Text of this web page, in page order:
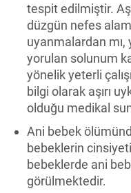
tespit edilmiştir.
düzgün nefes
uyanmalardan mı,
yorulan solunum
yönelik yeterli
bilgi olarak aşırı
olduğu medikal
Ani bebek
bebeklerin
bebeklerde ani
görülmektedir.